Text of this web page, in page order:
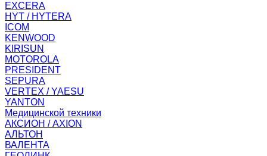
EXCERA
HYT / HYTERA
ICOM
KENWOOD
KIRISUN
MOTOROLA
PRESIDENT
SEPURA
VERTEX / YAESU
YANTON
Медицинской техники
АКСИОН / AXION
АЛЬТОН
ВАЛЕНТА